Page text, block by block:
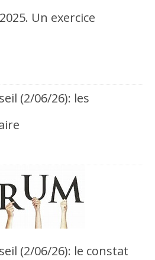
Un exercice
(2/06/26): les
(2/06/26): le constat